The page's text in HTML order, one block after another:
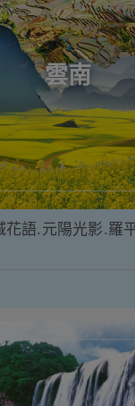
雲南
花語.元陽光影.羅